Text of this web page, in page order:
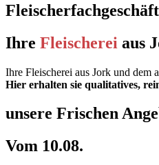
Ihre Fleischerei aus
Ihre Fleischerei aus Jork und dem
Hier erhalten sie qualitatives,
unsere Frischen
Vom 10.08.